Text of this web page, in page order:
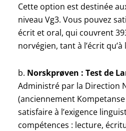
Cette option est destinée
niveau Vg3. Vous pouvez
écrit et oral, qui couvrent
norvégien, tant à l’écrit qu’à
b. Norskprøven : Test de
Administré par la Direction
(anciennement
satisfaire à l’exigence
compétences : lecture,